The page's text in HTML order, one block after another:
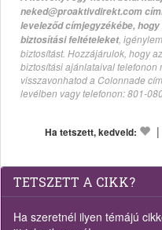
neked@proaktivdirekt.com
leveleződ címjegyzékébe,
biztosítási feltételeket,
biztosítást. Hozzájárulok, hogy
biztosítási ajánlataival
visszavonhatod a Colonnade
levélben vagy telefonon: 801-
Ha tetszett, kedveld: |
TETSZETT A CIKK?
Ha szeretnél ilyen témájú